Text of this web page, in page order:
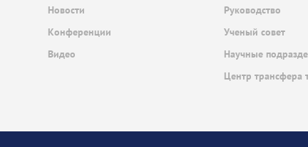
Новости
Конференции
Видео
Руководство
Ученый совет
Научные
Центр трансфера